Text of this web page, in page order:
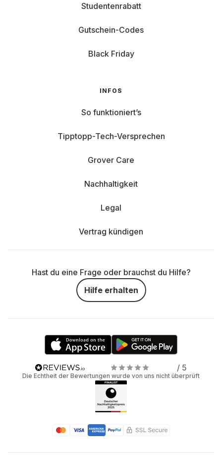
Studentenrabatt
Gutschein-Codes
Black Friday
INFOS
So funktioniert’s
Tipptopp-Tech-Versprechen
Grover Care
Nachhaltigkeit
Legal
Vertrag kündigen
Hast du eine Frage oder brauchst du Hilfe?
Hilfe erhalten
/ 5
Die Echtheit der Bewertungen wurde von uns nicht überprüft